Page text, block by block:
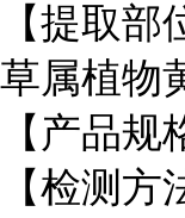
【提取
草属植物
【产品
【检测方